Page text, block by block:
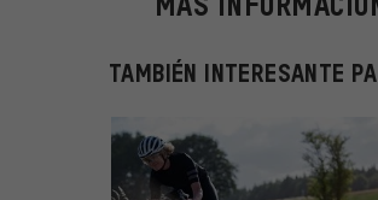
TAMBIÉN INTERESANTE